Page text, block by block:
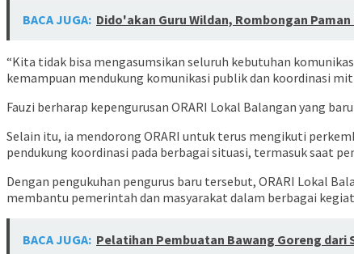
BACA JUGA: Dido'akan Guru Wildan, Rombongan
“Kita tidak bisa mengasumsikan seluruh kebutuhan
kemampuan mendukung komunikasi publik dan koordinasi
Fauzi berharap kepengurusan ORARI Lokal Balangan yang
Selain itu, ia mendorong ORARI untuk terus mengikuti
pendukung koordinasi pada berbagai situasi, termasuk saat
Dengan pengukuhan pengurus baru tersebut, ORARI Lokal
membantu pemerintah dan masyarakat dalam berbagai
BACA JUGA: Pelatihan Pembuatan Bawang Goreng dari